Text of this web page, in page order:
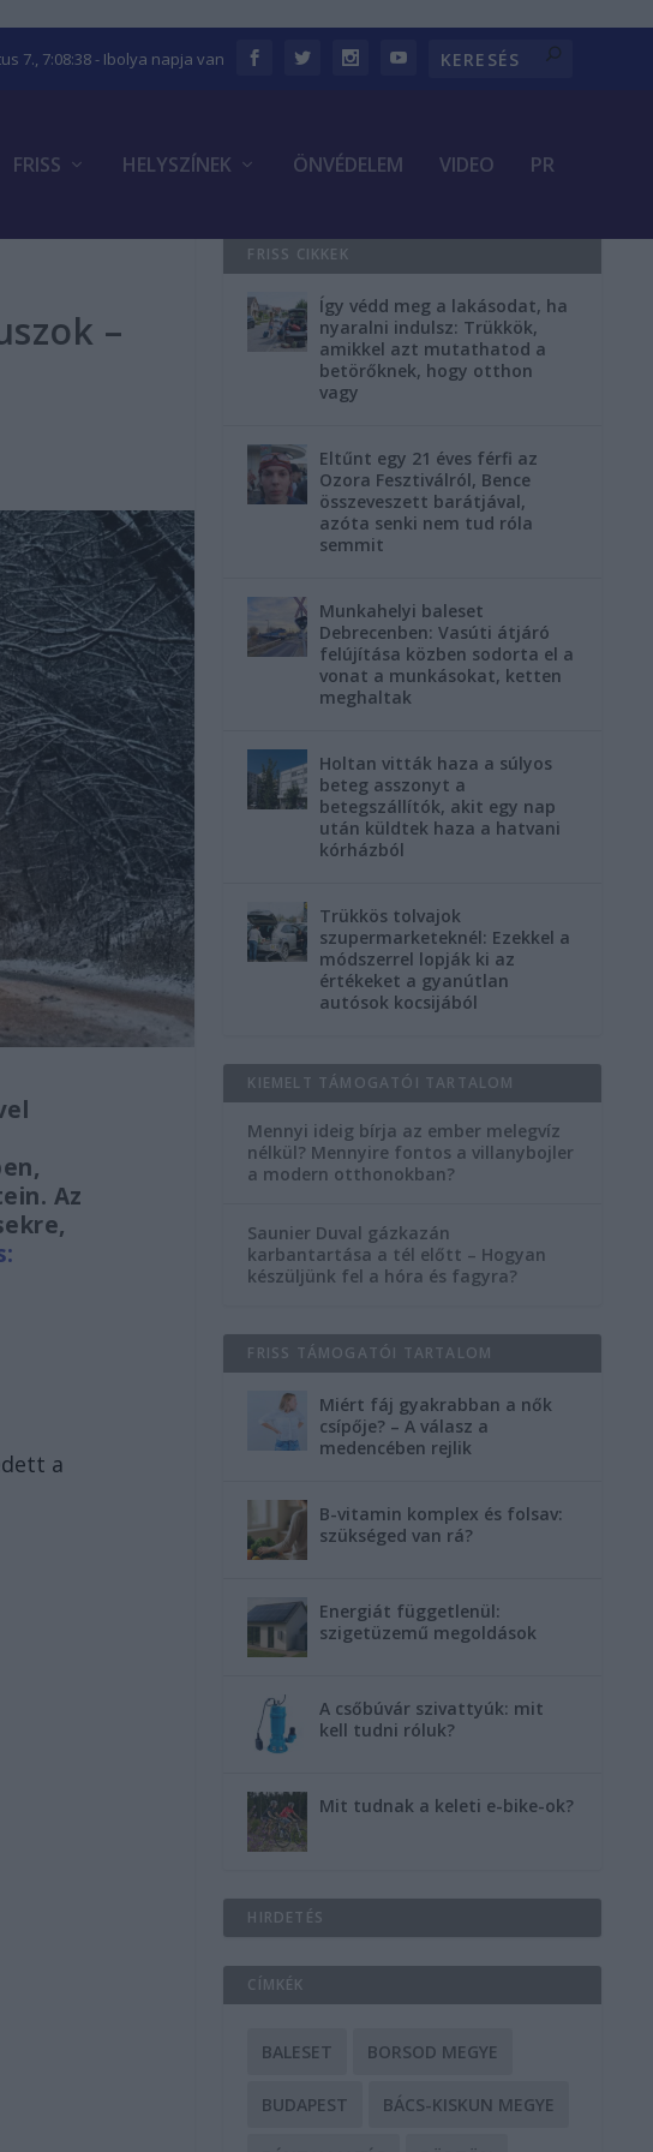
7., 7:08:39- Ibolya napja van
FRISS HELYSZÍNEK ÖNVÉDELEM VIDEO PR
–
Az
a
FRISS CIKKEK
Így védd meg a lakásodat, ha
nyaralni indulsz: Trükkök,
amikkel azt mutathatod a
betörőknek, hogy otthon
vagy
Eltűnt egy 21 éves férfi az
Ozora Fesztiválról, Bence
összeveszett barátjával,
azóta senki nem tud róla
semmit
Munkahelyi baleset
Debrecenben: Vasúti átjáró
felújítása közben sodorta el a
vonat a munkásokat, ketten
meghaltak
Holtan vitták haza a súlyos
beteg asszonyt a
betegszállítók, akit egy nap
után küldtek haza a hatvani
kórházból
Trükkös tolvajok
szupermarketeknél: Ezekkel a
módszerrel lopják ki az
értékeket a gyanútlan
autósok kocsijából
KIEMELT TÁMOGATÓI TARTALOM
Mennyi ideig bírja az ember melegvíz
nélkül? Mennyire fontos a villanybojler
a modern otthonokban?
Saunier Duval gázkazán
karbantartása a tél előtt – Hogyan
készüljünk fel a hóra és fagyra?
FRISS TÁMOGATÓI TARTALOM
Miért fáj gyakrabban a nők
csípője? – A válasz a
medencében rejlik
B-vitamin komplex és folsav:
szükséged van rá?
Energiát függetlenül:
szigetüzemű megoldások
A csőbúvár szivattyúk: mit
kell tudni róluk?
Mit tudnak a keleti e-bike-ok?
HIRDETÉS
CÍMKÉK
BALESET BORSOD MEGYE
BUDAPEST BÁCS-KISKUN MEGYE